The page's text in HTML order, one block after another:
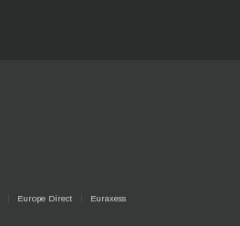
Europe Direct Euraxess